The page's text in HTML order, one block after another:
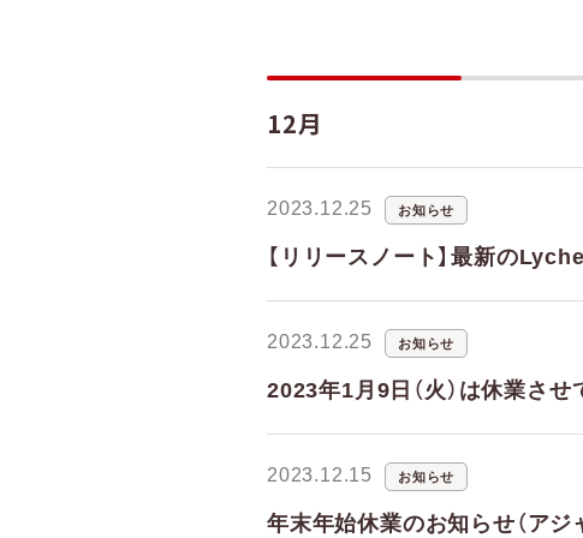
12月
2023.12.25 お知らせ
【リリースノート】最新の
2023.12.25 お知らせ
2023年1月9日（火）は休業さ
2023.12.15 お知らせ
年末年始休業のお知らせ（アジ